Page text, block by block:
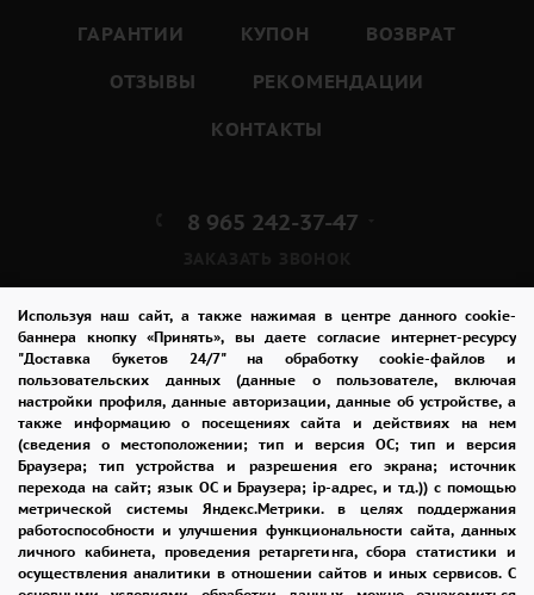
Используя наш сайт, а также нажимая в центре данного cookie-
баннера кнопку «Принять», вы даете согласие интернет-ресурсу
"Доставка букетов 24/7" на обработку cookie-файлов и
пользовательских данных (данные о пользователе, включая
настройки профиля, данные авторизации, данные об устройстве, а
также информацию о посещениях сайта и действиях на нем
(сведения о местоположении; тип и версия ОС; тип и версия
Браузера; тип устройства и разрешения его экрана; источник
перехода на сайт; язык ОС и Браузера; ip-адрес, и тд.)) с помощью
метрической системы Яндекс.Метрики. в целях поддержания
работоспособности и улучшения функциональности сайта, данных
личного кабинета, проведения ретаргетинга, сбора статистики и
осуществления аналитики в отношении сайтов и иных сервисов. С
ГАРАНТИИ
КУПОН
ВОЗВРАТ
ОТЗЫВЫ
РЕКОМЕНДАЦИИ
КОНТАКТЫ
8 965 242-37-47
admin@buket24delivery.ru
пр. Ленина д. 46,
ТЦ «Крейсер»
ПОЛИТИКА КОНФИДЕНЦИАЛЬНОСТИ
2026 © "Доставка цветов в Владимире"
Публичная оферта